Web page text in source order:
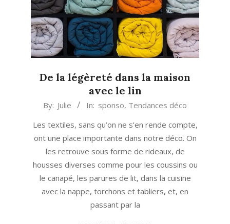
De la légèreté dans la maison
avec le lin
2017-
15
By: Julie In: sponso, Tendances déco
Les textiles, sans qu’on ne s’en rende compte,
ont une place importante dans notre déco. On
les retrouve sous forme de rideaux, de
housses diverses comme pour les coussins ou
le canapé, les parures de lit, dans la cuisine
avec la nappe, torchons et tabliers, et, en
passant par la